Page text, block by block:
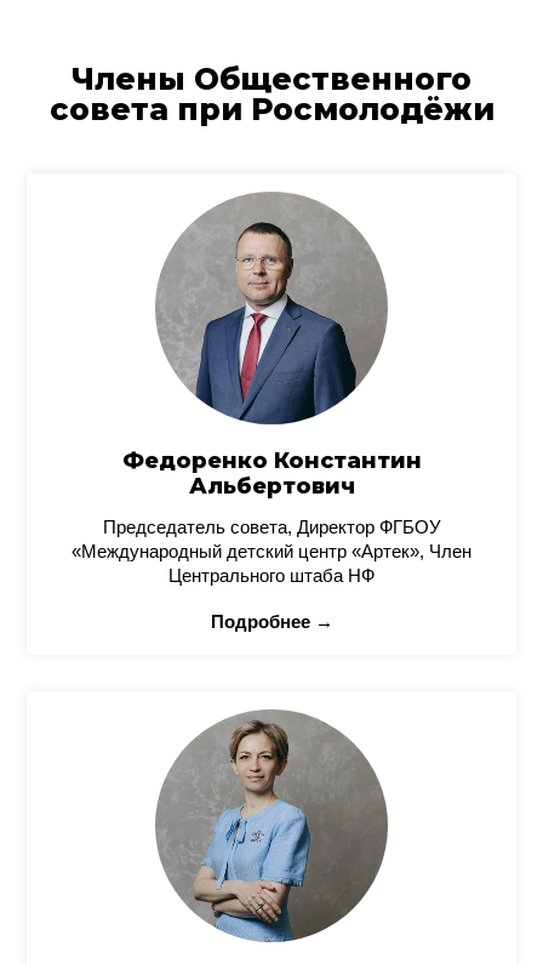
Члены Общественного
совета при Росмолодёжи
Федоренко Константин
Альбертович
Председатель совета, Директор ФГБОУ
«Международный детский центр «Артек», Член
Центрального штаба НФ
Подробнее →